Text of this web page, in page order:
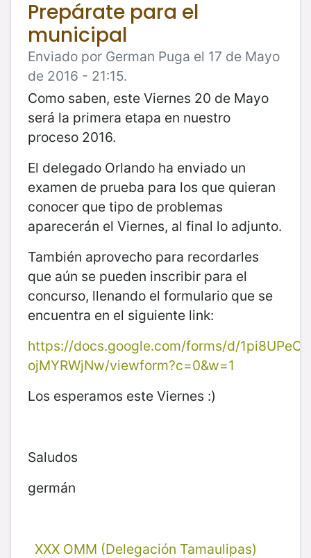
Prepárate para el
municipal
Enviado por German Puga el 17 de Mayo
de 2016 - 21:15.
Como saben, este Viernes 20 de Mayo
será la primera etapa en nuestro
proceso 2016.
El delegado Orlando ha enviado un
examen de prueba para los que quieran
conocer que tipo de problemas
aparecerán el Viernes, al final lo adjunto.
También aprovecho para recordarles
que aún se pueden inscribir para el
concurso, llenando el formulario que se
encuentra en el siguiente link:
https://docs.google.com/forms/d/
ojMYRWjNw/viewform?c=0&w=1
Los esperamos este Viernes :)
Saludos
germán
XXX OMM (Delegación Tamaulipas)